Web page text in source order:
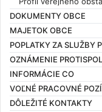
Obecní poslanci a
Zasadnutia OcZ
Evidencia obyvateľov
Overovanie
Sťažnosti a žiadosti
Sociálna pomoc
Elektronické služby
DOKUMENTY OBCE
Kompetencie obce
Všeobecné záväzné
Ekonomické
Rozpočet obce
Rozvojové dokumenty
Smernice
MAJETOK OBCE
POPLATKY ZA SLUŽBY
OZNÁMENIE
INFORMÁCIE CO
VOĽNÉ PRACOVNÉ
DÔLEŽITÉ KONTAKTY